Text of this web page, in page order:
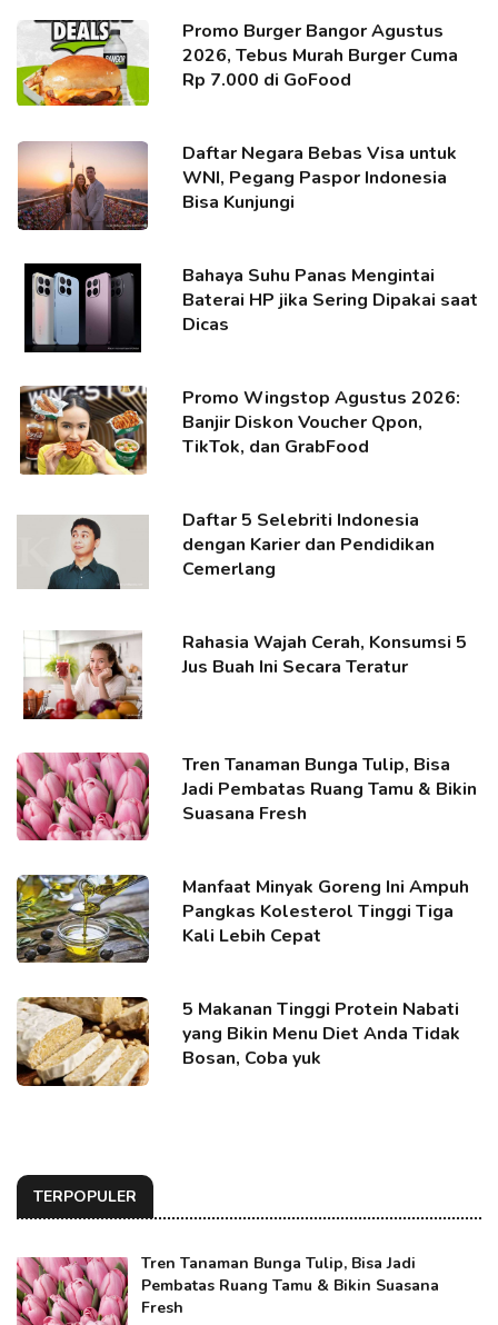
Promo Burger Bangor Agustus
2026, Tebus Murah Burger Cuma
Rp 7.000 di GoFood
Daftar Negara Bebas Visa untuk
WNI, Pegang Paspor Indonesia
Bisa Kunjungi
Bahaya Suhu Panas Mengintai
Baterai HP jika Sering Dipakai saat
Dicas
Promo Wingstop Agustus 2026:
Banjir Diskon Voucher Qpon,
TikTok, dan GrabFood
Daftar 5 Selebriti Indonesia
dengan Karier dan Pendidikan
Cemerlang
Rahasia Wajah Cerah, Konsumsi 5
Jus Buah Ini Secara Teratur
Tren Tanaman Bunga Tulip, Bisa
Jadi Pembatas Ruang Tamu & Bikin
Suasana Fresh
Manfaat Minyak Goreng Ini Ampuh
Pangkas Kolesterol Tinggi Tiga
Kali Lebih Cepat
5 Makanan Tinggi Protein Nabati
yang Bikin Menu Diet Anda Tidak
Bosan, Coba yuk
TERPOPULER
Tren Tanaman Bunga Tulip, Bisa Jadi
Pembatas Ruang Tamu & Bikin Suasana
Fresh